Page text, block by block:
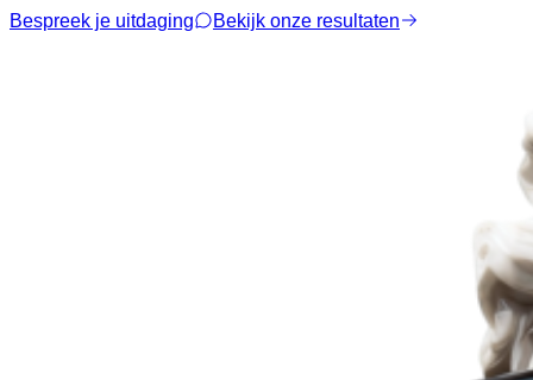
Bespreek je uitdaging Bekijk onze resultaten